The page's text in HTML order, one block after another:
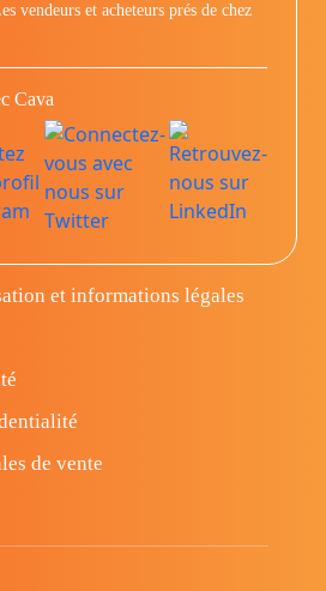
vendeurs et acheteurs prés de chez
Cava
et informations légales
de vente